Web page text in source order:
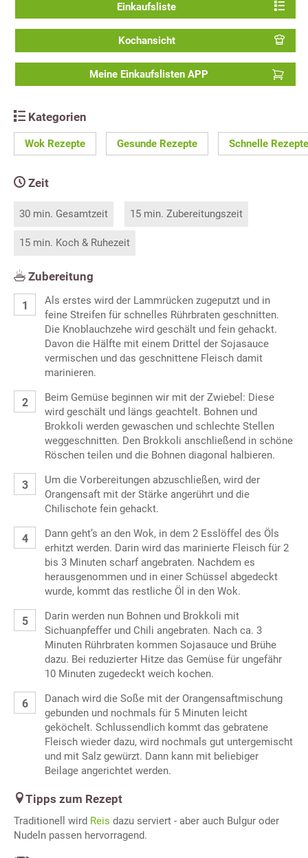
Einkaufsliste
Kochansicht
Meine Einkaufslisten APP
Kategorien
Wok Rezepte Gesunde Rezepte Schnelle Rezepte
Zeit
30 min. Gesamtzeit 15 min. Zubereitungszeit
15 min. Koch & Ruhezeit
Zubereitung
Als erstes wird der Lammrücken zugeputzt und in
feine Streifen für schnelles Rührbraten geschnitten.
Die Knoblauchzehe wird geschält und fein gehackt.
Davon die Hälfte mit einem Drittel der Sojasauce
vermischen und das geschnittene Fleisch damit
marinieren.
Beim Gemüse beginnen wir mit der Zwiebel: Diese
wird geschält und längs geachtelt. Bohnen und
Brokkoli werden gewaschen und schlechte Stellen
weggeschnitten. Den Brokkoli anschließend in schöne
Röschen teilen und die Bohnen diagonal halbieren.
Um die Vorbereitungen abzuschließen, wird der
Orangensaft mit der Stärke angerührt und die
Chilischote fein gehackt.
Dann geht’s an den Wok, in dem 2 Esslöffel des Öls
erhitzt werden. Darin wird das marinierte Fleisch für 2
bis 3 Minuten scharf angebraten. Nachdem es
herausgenommen und in einer Schüssel abgedeckt
wurde, kommt das restliche Öl in den Wok.
Darin werden nun Bohnen und Brokkoli mit
Sichuanpfeffer und Chili angebraten. Nach ca. 3
Minuten Rührbraten kommen Sojasauce und Brühe
dazu. Bei reduzierter Hitze das Gemüse für ungefähr
10 Minuten zugedeckt weich kochen.
Danach wird die Soße mit der Orangensaftmischung
gebunden und nochmals für 5 Minuten leicht
geköchelt. Schlussendlich kommt das gebratene
Fleisch wieder dazu, wird nochmals gut untergemischt
und mit Salz gewürzt. Dann kann mit beliebiger
Beilage angerichtet werden.
Tipps zum Rezept
Traditionell wird Reis dazu serviert - aber auch Bulgur oder
Nudeln passen hervorragend.